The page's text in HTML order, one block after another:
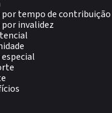
tempo de contribuição
invalidez